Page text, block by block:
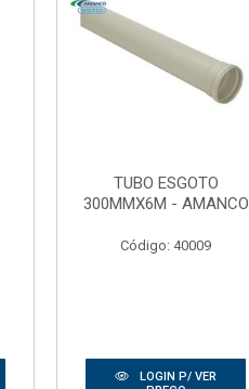
TUBO ESGOTO
300MMX6M - AMANCO
Código: 40009
LOGIN P/ VER